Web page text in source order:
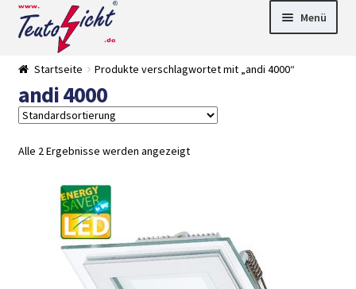
Zur
Navigation
springen
Springe
zum
Menü
► LED Panel
►
Startseite Produkte verschlagwortet mit „andi 4000“
andi 4000
Alle 2 Ergebnisse werden angezeigt